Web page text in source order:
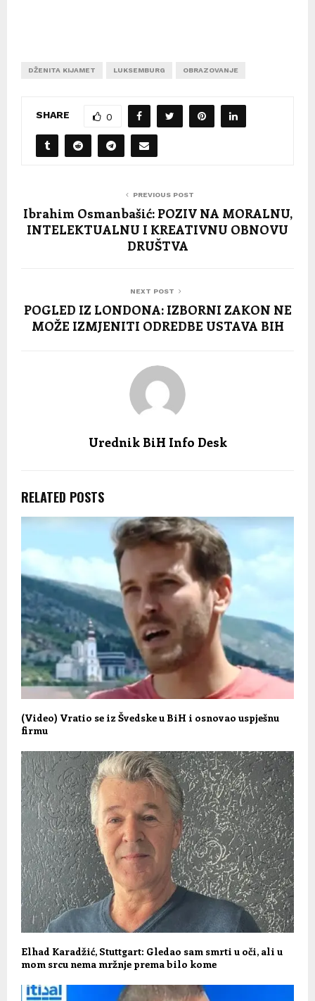
DŽENITA KIJAMET LUKSEMBURG OBRAZOVANJE
SHARE 0
PREVIOUS POST
Ibrahim Osmanbašić: POZIV NA MORALNU,
INTELEKTUALNU I KREATIVNU OBNOVU
DRUŠTVA
NEXT POST
POGLED IZ LONDONA: IZBORNI ZAKON NE
MOŽE IZMJENITI ODREDBE USTAVA BIH
Urednik BiH Info Desk
RELATED POSTS
(Video) Vratio se iz Švedske u BiH i osnovao uspješnu
firmu
Elhad Karadžić, Stuttgart: Gledao sam smrti u oči, ali u
mom srcu nema mržnje prema bilo kome